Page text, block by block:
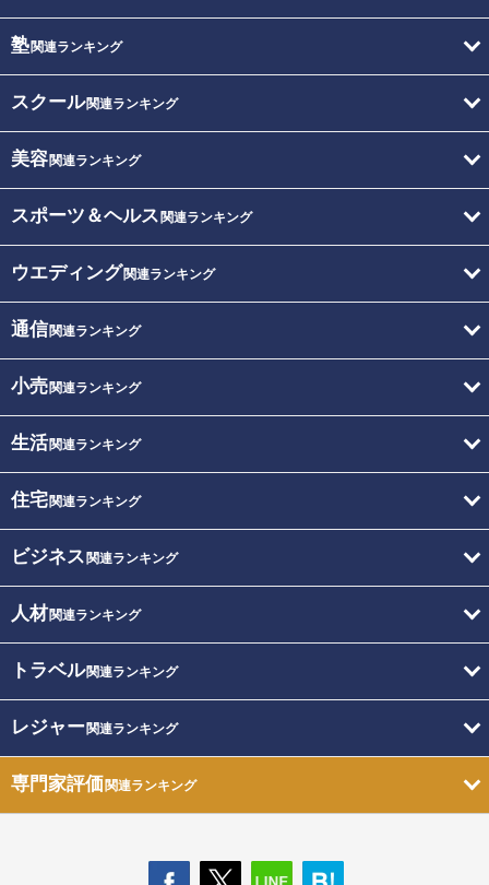
塾関連ランキング
スクール関連ランキング
美容関連ランキング
スポーツ＆ヘルス 関連ランキング
ウエディング関連ランキング
通信関連ランキング
小売関連ランキング
生活関連ランキング
住宅関連ランキング
ビジネス 関連ランキング
人材関連ランキング
トラベル関連ランキング
レジャー関連ランキング
専門家評価関連ランキング